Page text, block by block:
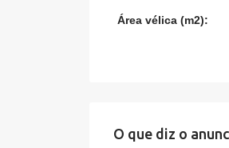
Área vélica (m2):
O que diz o